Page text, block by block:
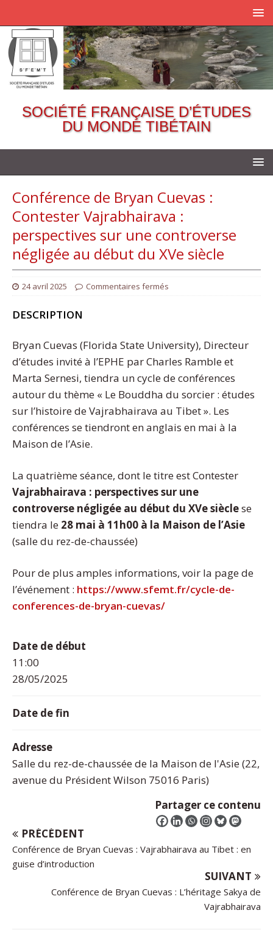
SOCIÉTÉ FRANÇAISE D’ÉTUDES
DU MONDE TIBÉTAIN
Conférence de Bryan Cuevas :
Contester Vajrabhairava :
perspectives sur une controverse
négligée au début du XVe siècle
24 avril 2025 Commentaires fermés
DESCRIPTION
Bryan Cuevas (Florida State University), Directeur
d’études invité à l’EPHE par Charles Ramble et
Marta Sernesi, tiendra un cycle de conférences
autour du thème « Le Bouddha du sorcier : études
sur l’histoire de Vajrabhairava au Tibet ». Les
conférences se tiendront en anglais en mai à la
Maison de l’Asie.
La quatrième séance, dont le titre est Contester
Vajrabhairava : perspectives sur une
controverse négligée au début du XVe sièclese
tiendra le 28 mai à 11h00 à la Maison de l’Asie
(salle du rez-de-chaussée)
Pour de plus amples informations, voir la page de
l’événement : https://www.sfemt.fr/cycle-de-
conferences-de-bryan-cuevas/
Date de début
11:00
28/05/2025
Date de fin
Adresse
Salle du rez-de-chaussée de la Maison de l'Asie (22,
avenue du Président Wilson 75016 Paris)
Partager ce contenu
PRÉCÉDENT
Conférence de Bryan Cuevas : Vajrabhairava au Tibet : en
guise d’introduction
SUIVANT
Conférence de Bryan Cuevas : L’héritage Sakya de
Vajrabhairava